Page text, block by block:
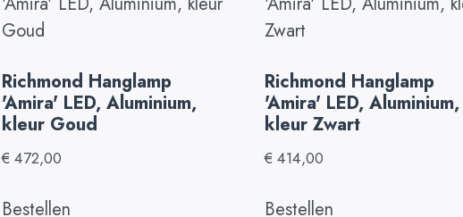
Richmond Hanglamp
'Amira' LED, Aluminium,
kleur Goud
€472,00
Bestellen
Richmond Hanglamp
'Amira' LED, Aluminium,
kleur Zwart
€ 414,00
Bestellen